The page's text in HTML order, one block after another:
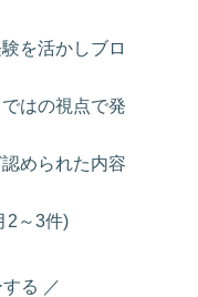
を活かしブロ
はの視点で発
められた内容
2～3件)
る